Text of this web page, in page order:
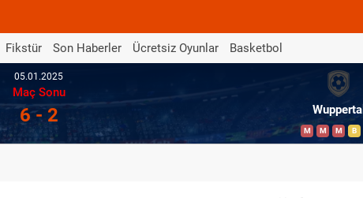
Fikstür Son Haberler Ücretsiz Oyunlar Basketbol
05.01.2025
Maç Sonu
6 - 2 Wuppertal
M M M B